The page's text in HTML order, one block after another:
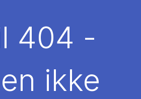
404 -
ikke